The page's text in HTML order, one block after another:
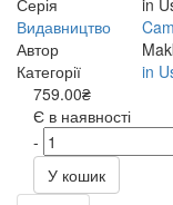
Серія
in
Видавництво
Автор
Категорії
in
759.00₴
Є в наявності
-
У кошик